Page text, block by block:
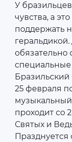
У
чувства, а
поддержать
обязательно
специальные
Бразильский
25 февраля
проходит со
Святых и